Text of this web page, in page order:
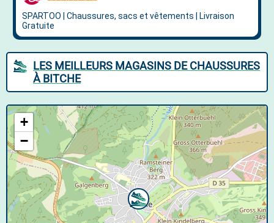
LES MEILLEURS MAGASINS DE CHAUSSURES
À BITCHE
+
−